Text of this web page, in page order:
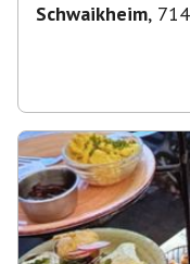
Schwaikheim,